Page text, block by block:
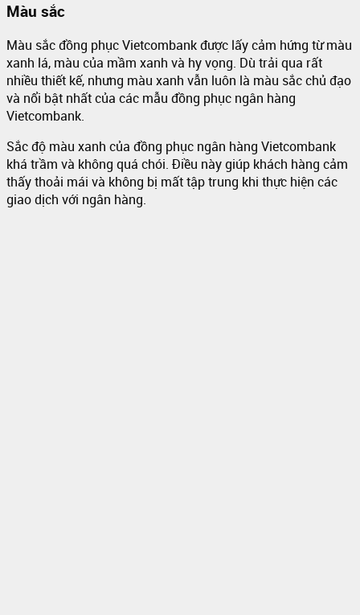
Màu sắc
Màu sắc đồng phục Vietcombank được lấy cảm hứng từ màu
xanh lá, màu của mầm xanh và hy vọng. Dù trải qua rất
nhiều thiết kế, nhưng màu xanh vẫn luôn là màu sắc chủ đạo
và nổi bật nhất của các mẫu đồng phục ngân hàng
Vietcombank.
Sắc độ màu xanh của đồng phục ngân hàng Vietcombank
khá trầm và không quá chói. Điều này giúp khách hàng cảm
thấy thoải mái và không bị mất tập trung khi thực hiện các
giao dịch với ngân hàng.